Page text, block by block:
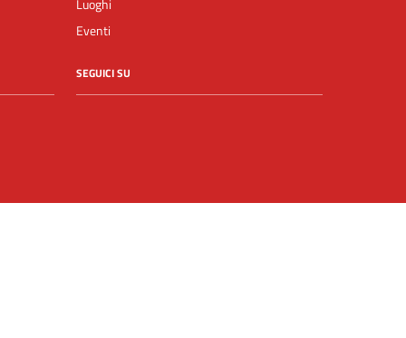
Luoghi
Eventi
SEGUICI SU